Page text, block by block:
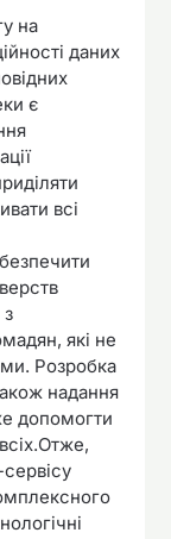
на
даних
є
всі
які не
Розробка
надання
допомогти